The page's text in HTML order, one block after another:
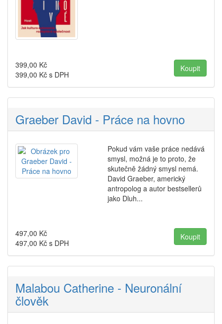
399,00 Kč
399,00 Kč s DPH
Graeber David - Práce na hovno
Pokud vám vaše práce nedává
smysl, možná je to proto, že
skutečně žádný smysl nemá.
David Graeber, americký
antropolog a autor bestsellerů
jako Dluh...
497,00 Kč
497,00 Kč s DPH
Malabou Catherine - Neuronální
člověk